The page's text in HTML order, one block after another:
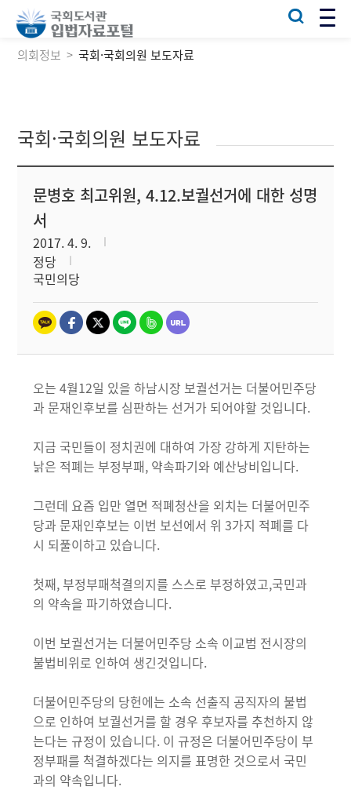
의회정보 국회·국회의원 보도자료
국회·국회의원 보도자료
문병호 최고위원, 4.12.보궐선거에 대한 성명
서
2017. 4. 9.
정당
국민의당
오는 4월12일 있을 하남시장 보궐선거는 더불어민주당
과 문재인후보를 심판하는 선거가 되어야할 것입니다.
지금 국민들이 정치권에 대하여 가장 강하게 지탄하는
낡은 적폐는 부정부패, 약속파기와 예산낭비입니다.
그런데 요즘 입만 열면 적폐청산을 외치는 더불어민주
당과 문재인후보는 이번 보선에서 위 3가지 적폐를 다
시 되풀이하고 있습니다.
첫째, 부정부패척결의지를 스스로 부정하였고,국민과
의 약속을 파기하였습니다.
이번 보궐선거는 더불어민주당 소속 이교범 전시장의
불법비위로 인하여 생긴것입니다.
더불어민주당의 당헌에는 소속 선출직 공직자의 불법
으로 인하여 보궐선거를 할 경우 후보자를 추천하지 않
는다는 규정이 있습니다. 이 규정은 더불어민주당이 부
정부패를 척결하겠다는 의지를 표명한 것으로서 국민
과의 약속입니다.